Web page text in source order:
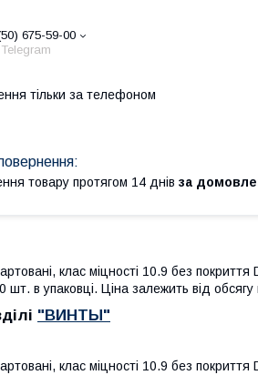
675-59-00
тільки за телефоном
товару протягом 14 днів за
клас міцності 10.9 без покриття
в упаковці. Ціна залежить від обсягу
"ВИНТЫ"
клас міцності 10.9 без покриття